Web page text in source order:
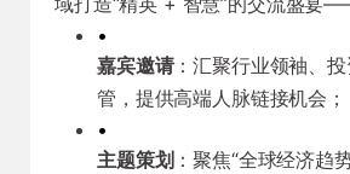
•
嘉宾邀请：汇聚行业领袖、
管，提供高端人脉链接机会；
•
主题策划 ：聚焦“全球经济趋